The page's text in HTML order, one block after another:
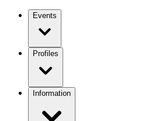
Events
Profiles
Information